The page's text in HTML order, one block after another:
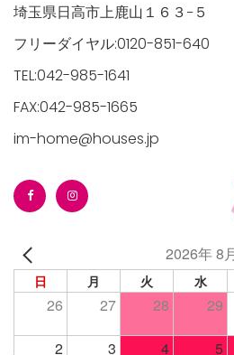
埼玉県日高市上鹿山１６３−５
フリーダイヤル:0120-851-640
TEL:042-985-1641
FAX:042-985-1665
im-home@houses.jp
2026年 8
日 月 火 水
26 27 28 29
2 3 4 5